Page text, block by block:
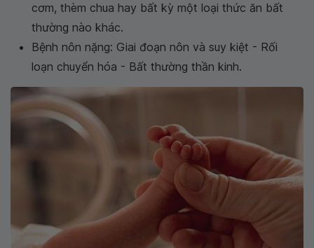
cơm, thèm chua hay bất kỳ một loại thức ăn bất
thường nào khác.
Bệnh nôn nặng: Giai đoạn nôn và suy kiệt - Rối
loạn chuyển hóa - Bất thường thần kinh.